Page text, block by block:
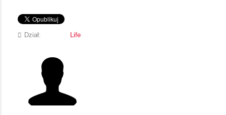
Dział: Life